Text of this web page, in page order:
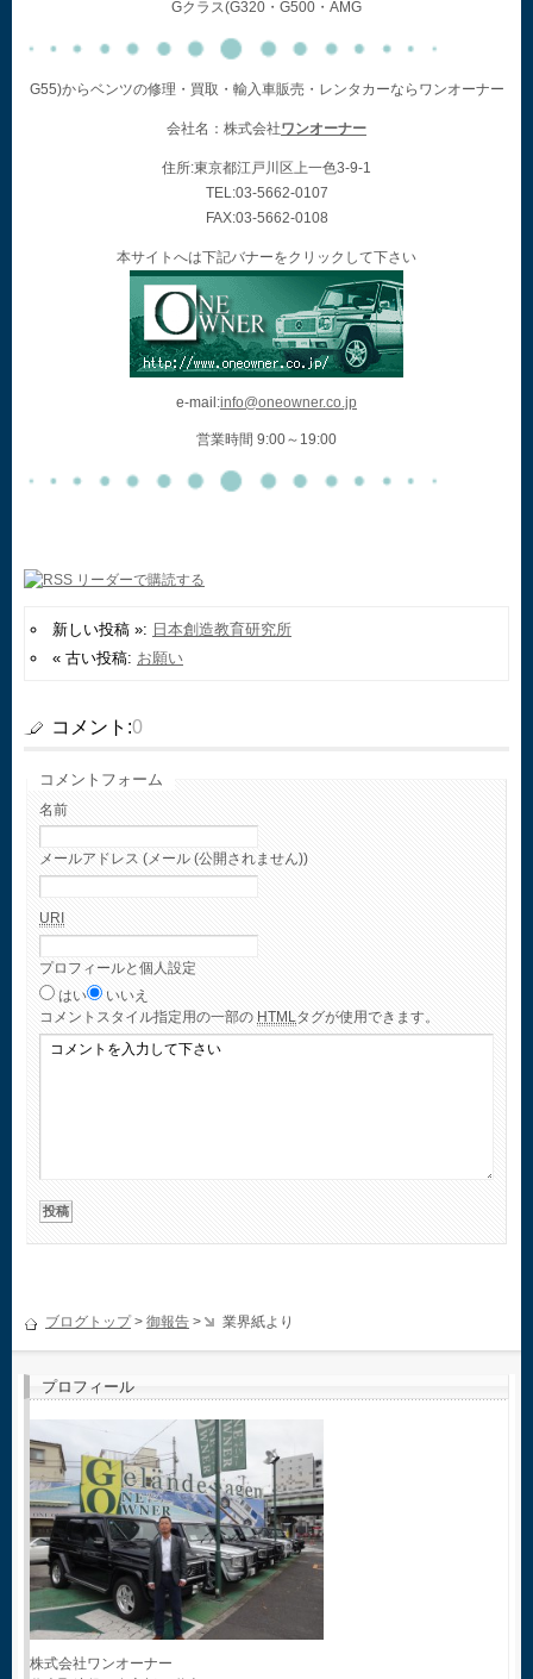
Gクラス(G320・G500・AMG
G55)からベンツの修理・買取・輸入車販売・レンタカーならワンオーナー
会社名：株式会社ワンオーナー
住所:東京都江戸川区上一色3-9-1
TEL:03-5662-0107
FAX:03-5662-0108
本サイトへは下記バナーをクリックして下さい
e-mail:info@oneowner.co.jp
営業時間 9:00～19:00
新しい投稿 »: 日本創造教育研究所
« 古い投稿: お願い
コメント:0
コメントフォーム
名前
メールアドレス (メール (公開されません))
URI
プロフィールと個人設定
はい
いいえ
コメント スタイル指定用の一部の HTMLタグが使用できます。
ブログトップ> 御報告 > 業界紙より
プロフィール
株式会社ワンオーナー